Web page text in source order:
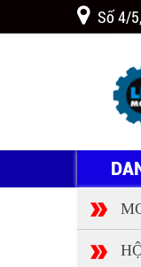
Số 4/